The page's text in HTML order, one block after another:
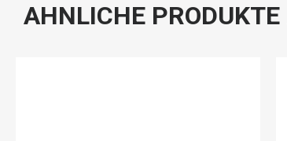
AHNLICHE PRODUKTE